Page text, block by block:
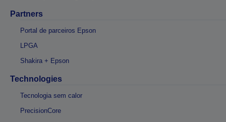
Partners
Portal de parceiros Epson
LPGA
Shakira + Epson
Technologies
Tecnologia sem calor
PrecisionCore